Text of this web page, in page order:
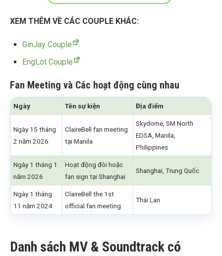
XEM THÊM VỀ CÁC COUPLE KHÁC:
GinJay Couple
EngLot Couple
Fan Meeting và Các hoạt động cùng nhau
Ngày Tên sự kiện Địa điểm
Ngày 15 tháng
2 năm 2026
ClaireBell fan meeting
tại Manila
Skydome, SM North
EDSA, Manila,
Philippines
Ngày 1 tháng 1
năm 2026
Hoạt động đôi hoặc
fan sign tại Shanghai
Shanghai, Trung Quốc
Ngày 1 tháng
11 năm 2024
ClaireBell the 1st
official fan meeting
Thái Lan
Danh sách MV & Soundtrack có